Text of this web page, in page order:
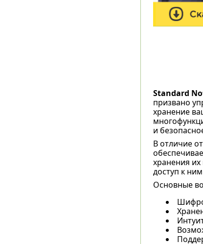
Standard
призвано
хранение
и
В отличие
хранения
доступ к
Основные